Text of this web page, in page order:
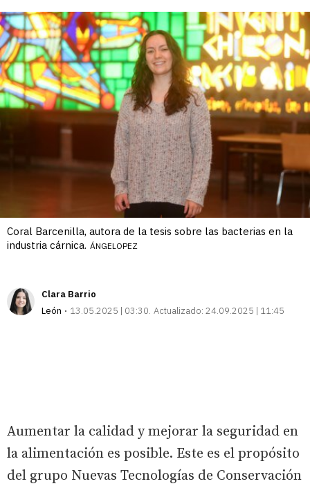
Coral Barcenilla, autora de la tesis sobre las bacterias en la
industria cárnica. ÁNGELOPEZ
Clara Barrio
León
13.05.2025 | 03:30 Actualizado: 24.09.2025 | 11:45
Aumentar la calidad y mejorar la seguridad en
la alimentación es posible. Este es el propósito
del grupo Nuevas Tecnologías de Conservación